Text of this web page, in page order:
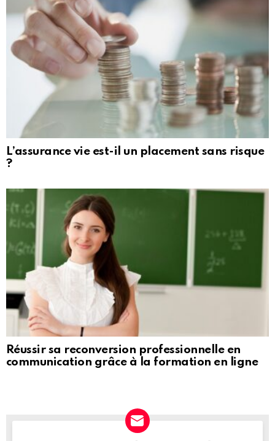
L’assurance vie est-il un placement sans risque
?
Réussir sa reconversion professionnelle en
communication grâce à la formation en ligne